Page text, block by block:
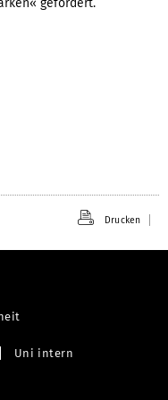
gefördert.
Drucken
Uni intern